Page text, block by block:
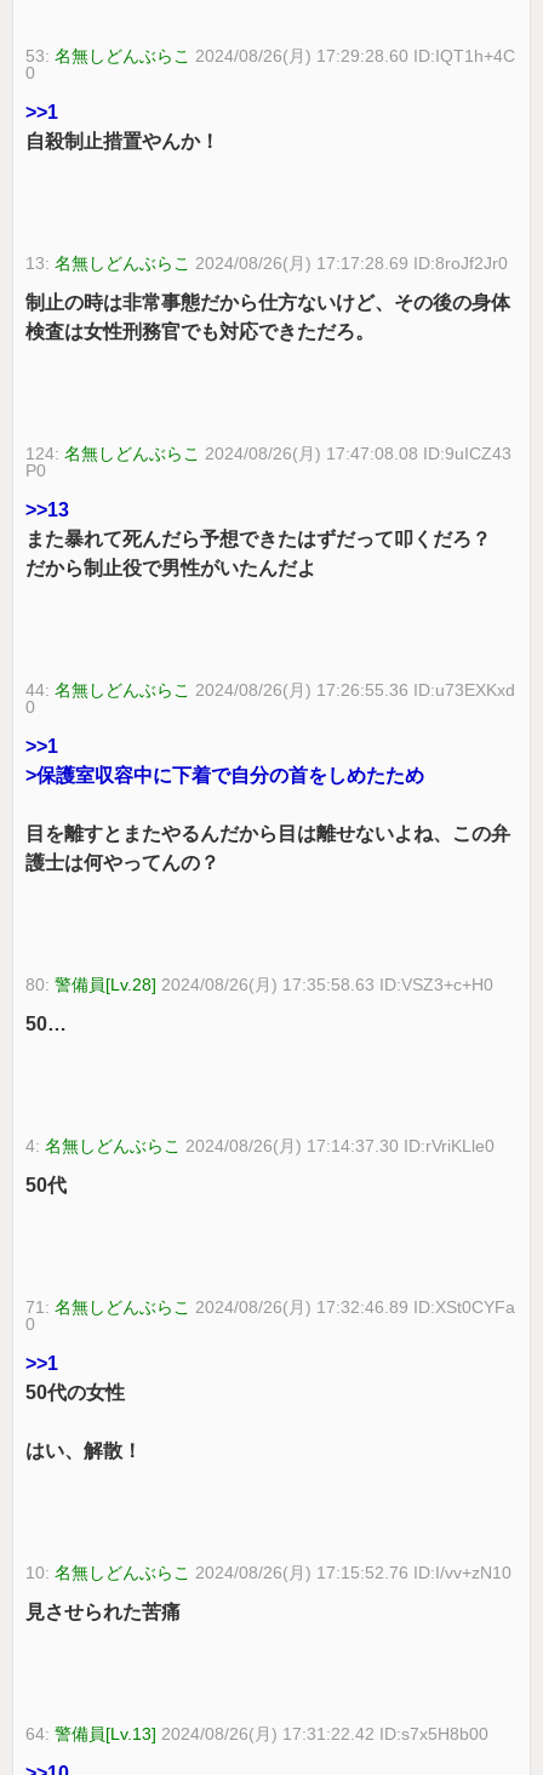
53:名無しどんぶらこ 2024/08/26(月) 17:29:28.60 ID:IQT1h+4C
0
>>1
自殺制止措置やんか！
13:名無しどんぶらこ 2024/08/26(月) 17:17:28.69 ID:8roJf2Jr0
制止の時は非常事態だから仕方ないけど、その後の身体
検査は女性刑務官でも対応できただろ。
124:名無しどんぶらこ 2024/08/26(月) 17:47:08.08 ID:9uICZ43
P0
>>13
また暴れて死んだら予想できたはずだって叩くだろ？
だから制止役で男性がいたんだよ
44:名無しどんぶらこ 2024/08/26(月) 17:26:55.36 ID:u73EXKxd
0
>>1
>保護室収容中に下着で自分の首をしめたため
目を離すとまたやるんだから目は離せないよね、この弁
護士は何やってんの？
80:警備員[Lv.28] 2024/08/26(月) 17:35:58.63 ID:VSZ3+c+H0
50…
4:名無しどんぶらこ 2024/08/26(月) 17:14:37.30 ID:rVriKLle0
50代
71:名無しどんぶらこ 2024/08/26(月) 17:32:46.89 ID:XSt0CYFa
0
>>1
50代の女性
はい、解散！
10:名無しどんぶらこ 2024/08/26(月) 17:15:52.76 ID:I/vv+zN10
見させられた苦痛
64:警備員[Lv.13] 2024/08/26(月) 17:31:22.42 ID:s7x5H8b00